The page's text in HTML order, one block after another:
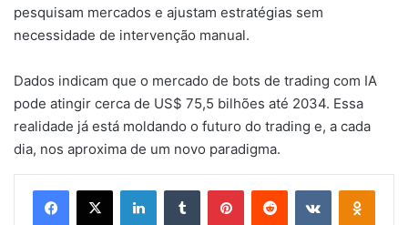
pesquisam mercados e ajustam estratégias sem
necessidade de intervenção manual.
Dados indicam que o mercado de bots de trading com IA
pode atingir cerca de US$ 75,5 bilhões até 2034. Essa
realidade já está moldando o futuro do trading e, a cada
dia, nos aproxima de um novo paradigma.
Facebook
X LinkedinTumblr PinterestReddit VK OK